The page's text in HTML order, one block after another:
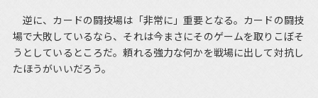
逆に、カードの闘技場は「非常に」重要となる。カードの闘技
場で大敗しているなら、それは今まさにそのゲームを取りこぼそ
うとしているところだ。頼れる強力な何かを戦場に出して対抗し
たほうがいいだろう。